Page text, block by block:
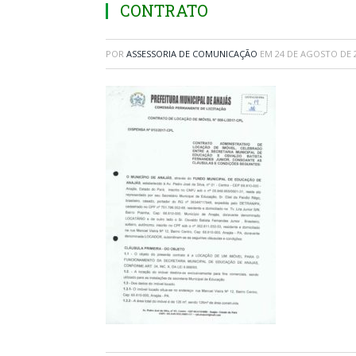
CONTRATO
POR ASSESSORIA DE COMUNICAÇÃO EM 24 DE AGOSTO DE